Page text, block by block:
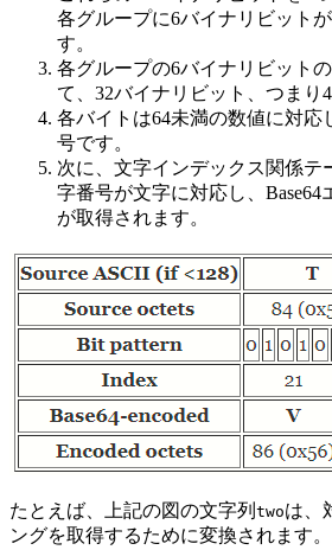
各グループに6バイナリビット
す。
各グループの6バイナリビット
て、32バイナリビット、つまり
各バイトは64未満の数値に対応
号です。
次に、文字インデックス関係テ
字番号が文字に対応し、
が取得されます。
たとえば、上記の図の文字列 twoは、
ングを取得するために変換されます。